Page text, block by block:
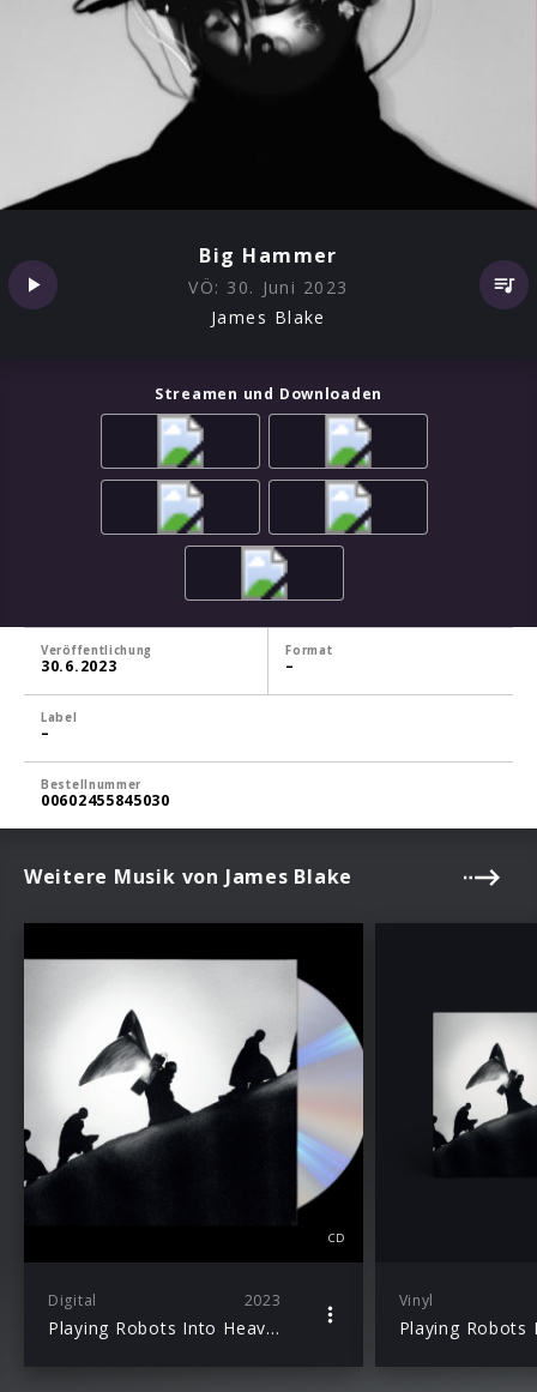
Big Hammer
VÖ: 30. Juni 2023
James Blake
Streamen und Downloaden
Veröffentlichung
30.6.2023
Format
–
Label
–
Bestellnummer
00602455845030
Weitere Musik von James Blake
CD
Digital 2023
Playing Robots Into Heaven
Vinyl